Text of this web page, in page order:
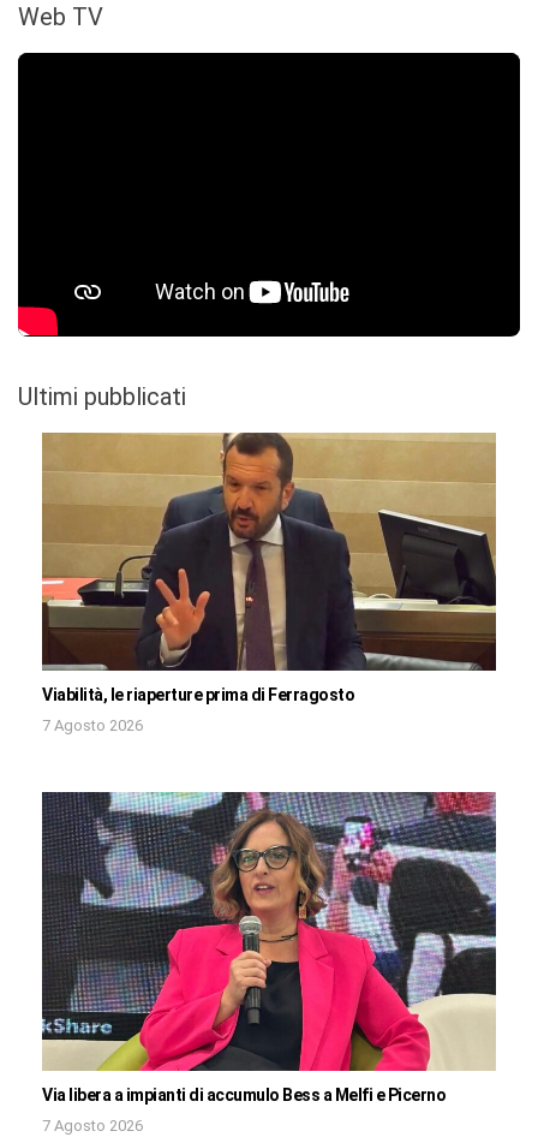
Web TV
Ultimi pubblicati
Viabilità, le riaperture prima di Ferragosto
7 Agosto 2026
Via libera a impianti di accumulo Bess a Melfi e Picerno
7 Agosto 2026